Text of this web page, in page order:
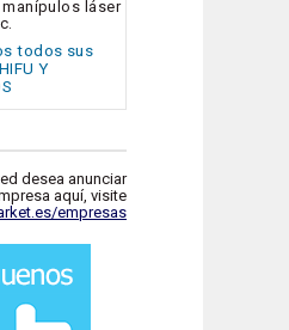
láser
todos sus
Y
desea anunciar
aquí, visite
empresas